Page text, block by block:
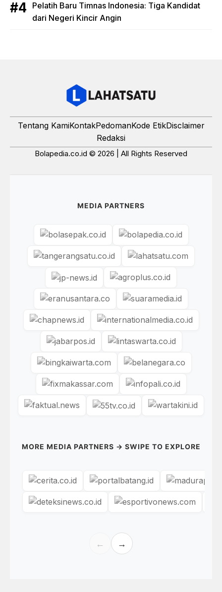
Pelatih Baru Timnas Indonesia: Tiga Kandidat
dari Negeri Kincir Angin
Tentang KamiKontakPedomanKode EtikDisclaimer
Redaksi
Bolapedia.co.id © 2026 | All Rights Reserved
MEDIA PARTNERS
MORE MEDIA PARTNERS → SWIPE TO EXPLORE
← →